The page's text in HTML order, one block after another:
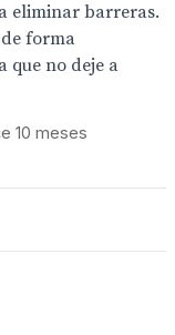
eliminar barreras.
forma
que no deje a
10 meses